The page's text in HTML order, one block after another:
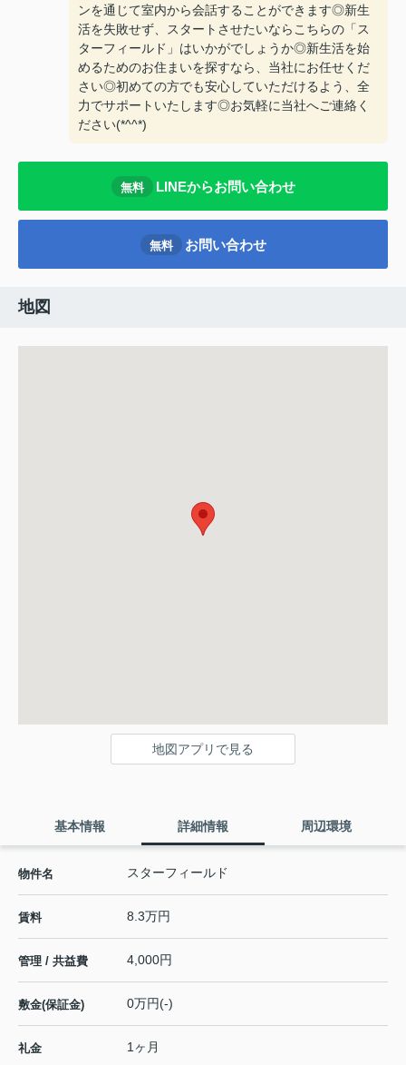
ンを通じて室内から会話することができます◎新生
活を失敗せず、スタートさせたいならこちらの「ス
ターフィールド」はいかがでしょうか◎新生活を始
めるためのお住まいを探すなら、当社にお任せくだ
さい◎初めての方でも安心していただけるよう、全
力でサポートいたします◎お気軽に当社へご連絡く
ださい(*^^*)
無料 LINEからお問い合わせ
無料 お問い合わせ
地図
地図アプリで見る
基本情報 詳細情報 周辺環境
物件名 スターフィールド
賃料 8.3万円
管理 / 共益費 4,000円
敷金(保証金) 0万円(-)
礼金 1ヶ月